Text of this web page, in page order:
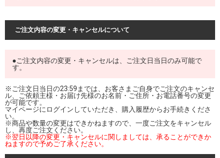
ご注文内容の変更・キャンセルについて
●ご注文内容の変更・キャンセルは、ご注文日当日のみ可能で
す。
※ご注文日当日の23:59までは、お客さまご自身でご注文のキャンセ
ル、ご依頼主様・お届け先様のお名前・ご住所・お電話番号の変更
が可能です。
マイページにログインしていただき、購入履歴からお手続きくださ
い。
※商品や数量の変更はできかねますので、一度ご注文をキャンセル
し、再度ご注文ください。
※翌日以降の変更・キャンセルに関しましては、承ることができか
ねますので予めご了承ください。